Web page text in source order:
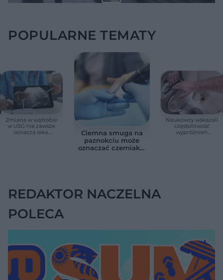
POPULARNE TEMATY
Zmiana w wątrobie
w USG nie zawsze
oznacza raka.
Ciemna smuga na
paznokciu może
oznaczać czerniaka.
Naukowcy wskazali
częstotliwość
wypróżnień
REDAKTOR NACZELNA
POLECA